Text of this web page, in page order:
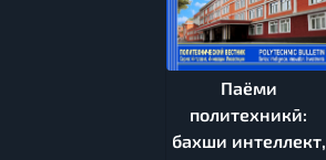
Паёми
политехникӣ:
бахши интеллект,